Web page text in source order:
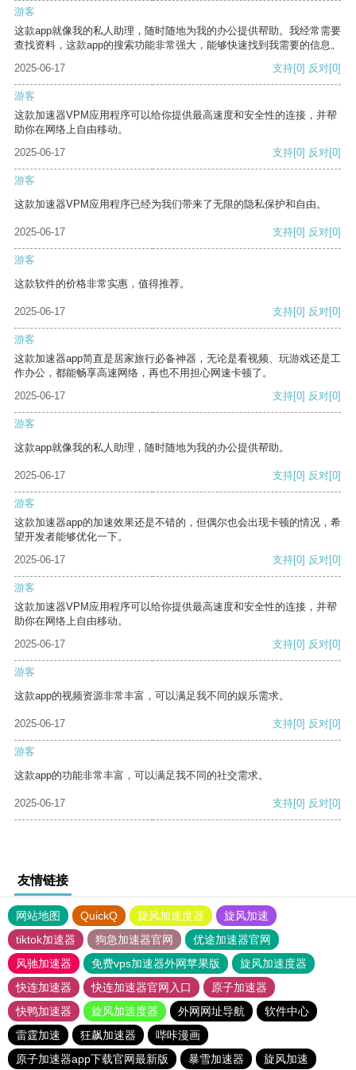
游客
这款app就像我的私人助理，随时随地为我的办公提供帮助。我经常需要
查找资料，这款app的搜索功能非常强大，能够快速找到我需要的信息。
2025-06-17
支持[0] 反对[0]
游客
这款加速器VPM应用程序可以给你提供最高速度和安全性的连接，并帮
助你在网络上自由移动。
2025-06-17
支持[0] 反对[0]
游客
这款加速器VPM应用程序已经为我们带来了无限的隐私保护和自由。
2025-06-17 支持[0] 反对[0]
游客
这款软件的价格非常实惠，值得推荐。
2025-06-17 支持[0] 反对[0]
游客
这款加速器app简直是居家旅行必备神器，无论是看视频、玩游戏还是工
作办公，都能畅享高速网络，再也不用担心网速卡顿了。
2025-06-17
支持[0] 反对[0]
游客
这款app就像我的私人助理，随时随地为我的办公提供帮助。
2025-06-17 支持[0] 反对[0]
游客
这款加速器app的加速效果还是不错的，但偶尔也会出现卡顿的情况，希
望开发者能够优化一下。
2025-06-17
支持[0] 反对[0]
游客
这款加速器VPM应用程序可以给你提供最高速度和安全性的连接，并帮
助你在网络上自由移动。
2025-06-17
支持[0] 反对[0]
游客
这款app的视频资源非常丰富，可以满足我不同的娱乐需求。
2025-06-17 支持[0] 反对[0]
游客
这款app的功能非常丰富，可以满足我不同的社交需求。
2025-06-17 支持[0] 反对[0]
友情链接
网站地图 QuickQ 旋风加速度器
旋风加速
tiktok加速器
狗急加速器官网
优途加速器官网
风驰加速器
免费vps加速器外网苹果版
旋风加速度器
快连加速器
快连加速器官网入口
原子加速器
快鸭加速器
旋风加速度器 外网网址导航
软件中心
雷霆加速
狂飙加速器
哔咔漫画
原子加速器app下载官网最新版
暴雪加速器 旋风加速